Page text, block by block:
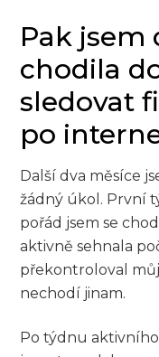
Pak jsem
chodila
sledovat
po
Další dva měsíce
žádný úkol. První
pořád jsem se
aktivně sehnala
překontroloval
nechodí jinam.
Po týdnu